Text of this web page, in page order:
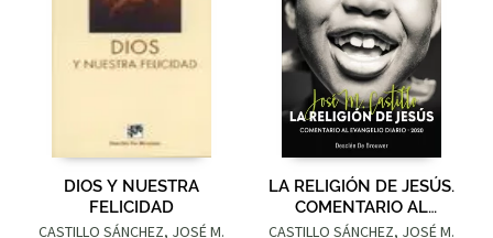
DIOS Y NUESTRA
FELICIDAD
CASTILLO SÁNCHEZ, JOSÉ M.
LA RELIGIÓN DE JESÚS.
COMENTARIO AL
EVANGELIO DIARIO
CASTILLO SÁNCHEZ, JOSÉ M.